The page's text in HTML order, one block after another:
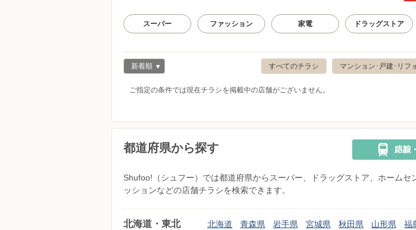
スーパー ファッション 家電 ドラッグストア
マンション･戸建･リフ
すべてのチラシ
新着順
ご指定の条件では現在チラシを掲載中の店舗がございません。
都道府県から探す
Shufoo!（シュフー）では都道府県からスーパー、ドラッグストア、ホームセ
ッションなどの店舗チラシを検索できます。
北海道・東北 北海道 青森県 岩手県 宮城県 秋田県 山形県 福